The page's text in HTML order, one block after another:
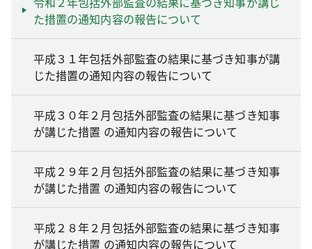
た措置の通知内容の報告について
平成３１年包括外部監査の結果に基づき知事が講
じた措置の通知内容の報告について
平成３０年２月包括外部監査の結果に基づき知事
が講じた措置 の通知内容の報告について
平成２９年２月包括外部監査の結果に基づき知事
が講じた措置 の通知内容の報告について
平成２８年２月包括外部監査の結果に基づき知事
が講じた措置 の通知内容の報告について